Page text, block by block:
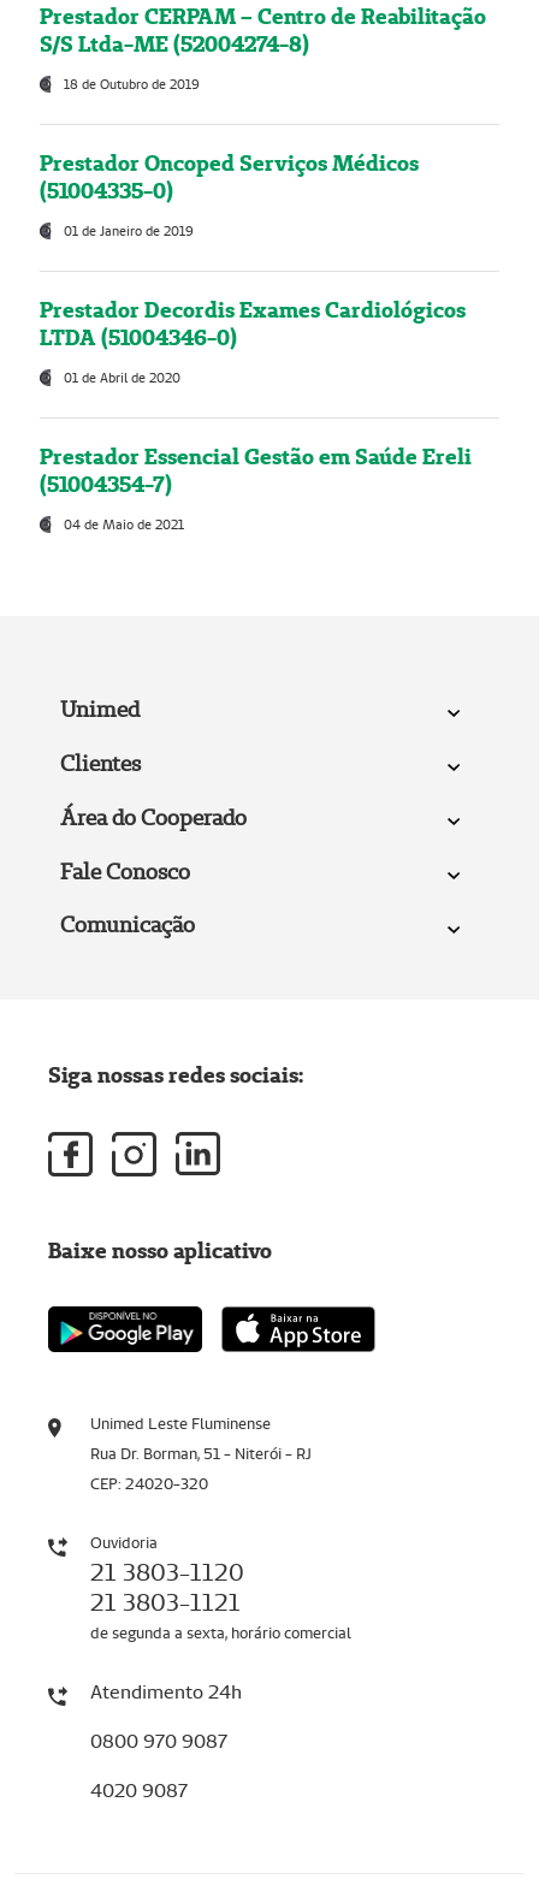
Prestador CERPAM – Centro de Reabilitação
S/S Ltda-ME (52004274-8)
18 de Outubro de 2019
Prestador Oncoped Serviços Médicos
(51004335-0)
01 de Janeiro de 2019
Prestador Decordis Exames Cardiológicos
LTDA (51004346-0)
01 de Abril de 2020
Prestador Essencial Gestão em Saúde Ereli
(51004354-7)
04 de Maio de 2021
Unimed
Clientes
Área do Cooperado
Fale Conosco
Comunicação
Unimed Leste Fluminense
Rua Dr. Borman, 51 - Niterói - RJ
CEP: 24020-320
Ouvidoria
21 3803-1120
21 3803-1121
de segunda a sexta, horário comercial
Atendimento 24h
0800 970 9087
4020 9087
Siga nossas redes sociais:
Baixe nosso aplicativo